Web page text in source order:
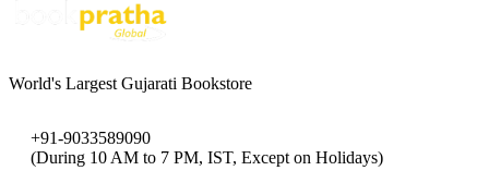
(મિલ્ખા સિંહ)
N Chokkan
Pradip Pandit
(રવિન્દર સિંઘ)
Ruskin Bond
World's Largest Gujarati Bookstore
+91-9033589090
(During 10 AM to 7 PM, IST, Except on Holidays)